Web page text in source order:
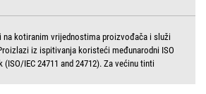
na kotiranim vrijednostima proizvođača i služi
iz ispitivanja koristeći međunarodni ISO
(ISO/IEC 24711 and 24712). Za većinu tinti